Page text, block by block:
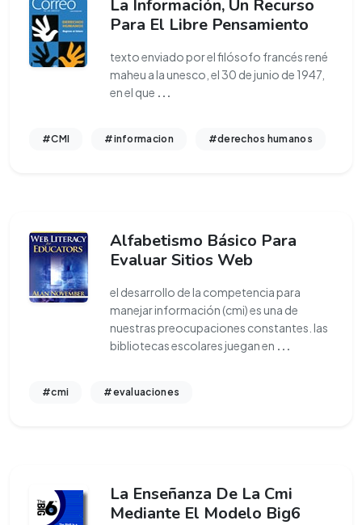
La Información, Un Recurso
Para El Libre Pensamiento
texto enviado por el filósofo francés rené
maheu a la unesco, el 30 de junio de 1947,
en el que ...
#CMI #informacion #derechos humanos
Alfabetismo Básico Para
Evaluar Sitios Web
el desarrollo de la competencia para
manejar información (cmi) es una de
nuestras preocupaciones constantes. las
bibliotecas escolares juegan en ...
#cmi #evaluaciones
La Enseñanza De La Cmi
Mediante El Modelo Big6